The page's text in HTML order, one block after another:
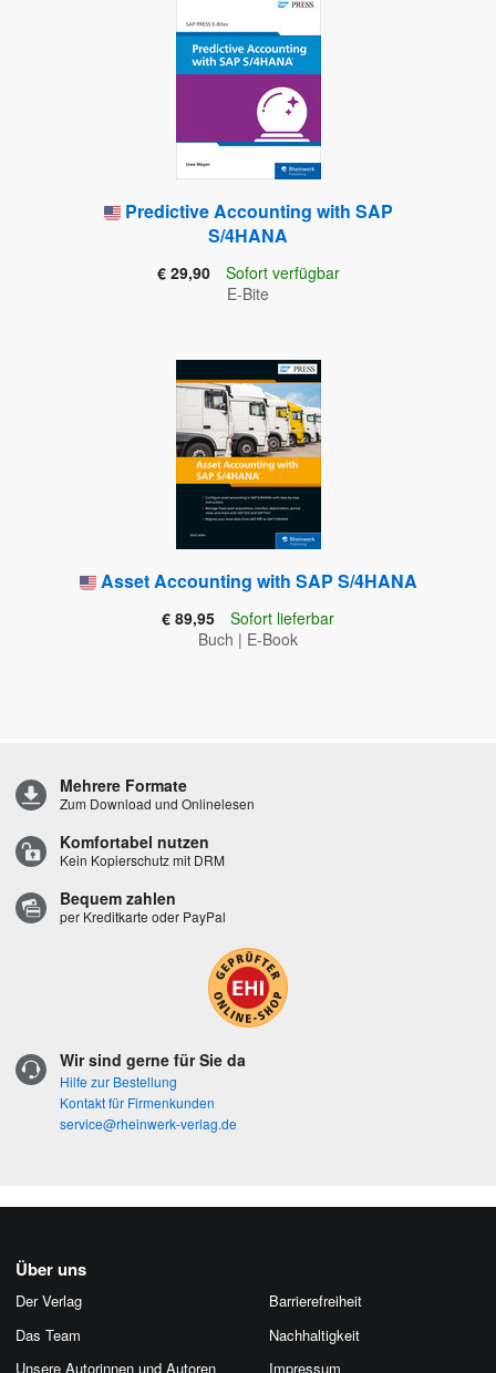
Predictive Accounting with SAP
S/4HANA
€ 29,90
Sofort verfügbar
E-Bite
Asset Accounting with SAP S/4HANA
€ 89,95
Sofort lieferbar
Buch | E-Book
Mehrere Formate
Zum Download und Onlinelesen
Komfortabel nutzen
Kein Kopierschutz mit DRM
Bequem zahlen
per Kreditkarte oder PayPal
Wir sind gerne für Sie da
Hilfe zur Bestellung
Kontakt für Firmenkunden
service@rheinwerk-verlag.de
Über uns
Der Verlag
Das Team
Unsere Autorinnen und Autoren
Barrierefreiheit
Nachhaltigkeit
Impressum